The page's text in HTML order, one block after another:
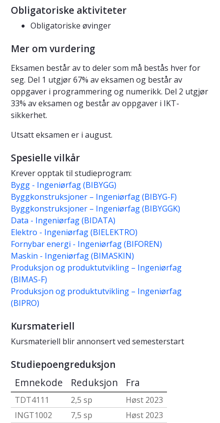
Obligatoriske aktiviteter
Obligatoriske øvinger
Mer om vurdering
Eksamen består av to deler som må bestås hver for
seg. Del 1 utgjør 67% av eksamen og består av
oppgaver i programmering og numerikk. Del 2 utgjør
33% av eksamen og består av oppgaver i IKT-
sikkerhet.
Utsatt eksamen er i august.
Spesielle vilkår
Krever opptak til studieprogram:
Bygg - Ingeniørfag (BIBYGG)
Byggkonstruksjoner – Ingeniørfag (BIBYG-F)
Byggkonstruksjoner – Ingeniørfag (BIBYGGK)
Data - Ingeniørfag (BIDATA)
Elektro - Ingeniørfag (BIELEKTRO)
Fornybar energi - Ingeniørfag (BIFOREN)
Maskin - Ingeniørfag (BIMASKIN)
Produksjon og produktutvikling – Ingeniørfag
(BIMAS-F)
Produksjon og produktutvikling – Ingeniørfag
(BIPRO)
Kursmateriell
Kursmateriell blir annonsert ved semesterstart
Studiepoengreduksjon
Emnekode Reduksjon Fra
TDT4111 2,5 sp
Høst 2023
INGT1002
7,5 sp
Høst 2023